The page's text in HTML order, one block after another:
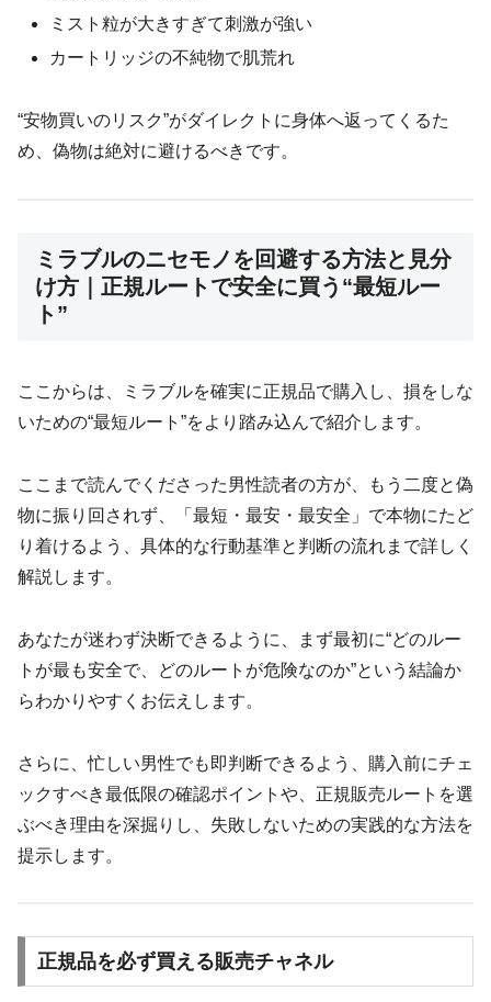
ミスト粒が大きすぎて刺激が強い
カートリッジの不純物で肌荒れ
“安物買いのリスク”がダイレクトに身体へ返ってくるた
め、偽物は絶対に避けるべきです。
ミラブルのニセモノを回避する方法と見分
け方｜正規ルートで安全に買う“最短ルー
ト”
ここからは、ミラブルを確実に正規品で購入し、損をしな
いための“最短ルート”をより踏み込んで紹介します。
ここまで読んでくださった男性読者の方が、もう二度と偽
物に振り回されず、「最短・最安・最安全」で本物にたど
り着けるよう、具体的な行動基準と判断の流れまで詳しく
解説します。
あなたが迷わず決断できるように、まず最初に“どのルー
トが最も安全で、どのルートが危険なのか”という結論か
らわかりやすくお伝えします。
さらに、忙しい男性でも即判断できるよう、購入前にチェ
ックすべき最低限の確認ポイントや、正規販売ルートを選
ぶべき理由を深掘りし、失敗しないための実践的な方法を
提示します。
正規品を必ず買える販売チャネル